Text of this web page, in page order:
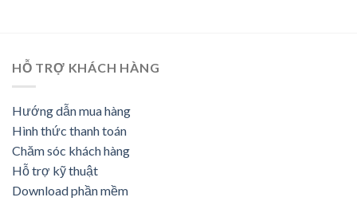
HỖ TRỢ KHÁCH HÀNG
Hướng dẫn mua hàng
Hình thức thanh toán
Chăm sóc khách hàng
Hỗ trợ kỹ thuật
Download phần mềm